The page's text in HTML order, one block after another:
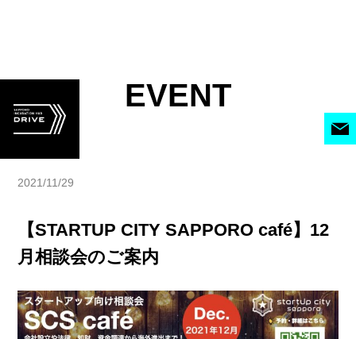
EVENT
2021/11/29
【STARTUP CITY SAPPORO café】12
月相談会のご案内